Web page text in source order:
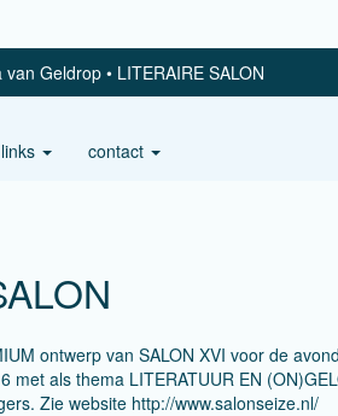
van Geldrop LITERAIRE SALON
links contact
ontwerp van SALON XVI voor de
met als thema LITERATUUR EN
Zie website http://www.salonseize.nl/